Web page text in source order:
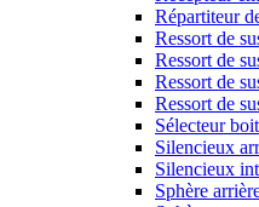
Répartiteur
Ressort de
Ressort de
Ressort de
Ressort de
Sélecteur
Silencieux
Silencieux
Sphère